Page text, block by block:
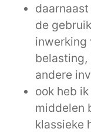
de
inwerking
belasting,
andere
ook heb
middelen
klassieke